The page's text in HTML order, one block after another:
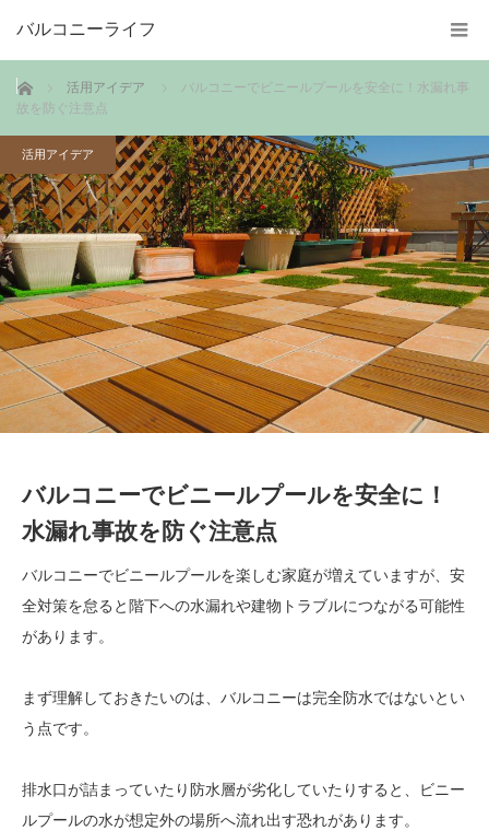
バルコニーライフ
ホーム 活用アイデア
バルコニーでビニールプールを安全に！水漏れ事
故を防ぐ注意点
活用アイデア
バルコニーでビニールプールを安全に！
水漏れ事故を防ぐ注意点
バルコニーでビニールプールを楽しむ家庭が増えていますが、安
全対策を怠ると階下への水漏れや建物トラブルにつながる可能性
があります。
まず理解しておきたいのは、バルコニーは完全防水ではないとい
う点です。
排水口が詰まっていたり防水層が劣化していたりすると、ビニー
ルプールの水が想定外の場所へ流れ出す恐れがあります。